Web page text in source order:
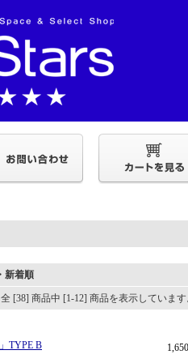
・新着順
全 [38] 商品中 [1-12] 商品を表示しています
TYPE B